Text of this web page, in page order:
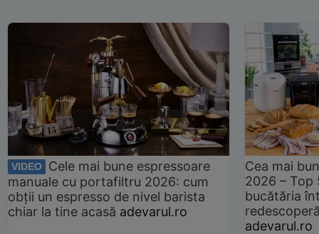
VIDEO
Cele mai bune espressoare
manuale cu portafiltru 2026: cum
obții un espresso de nivel barista
chiar la tine acasă adevarul.ro
Cea mai
2026 –
bucătăria
adevarul.ro